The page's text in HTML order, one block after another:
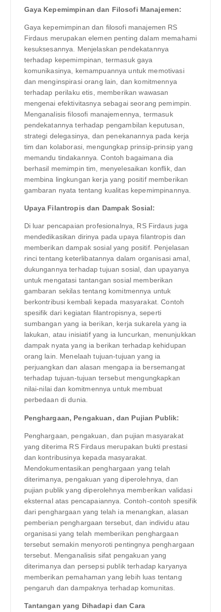
Gaya Kepemimpinan dan Filosofi Manajemen:
Gaya kepemimpinan dan filosofi manajemen RS
Firdaus merupakan elemen penting dalam memahami
kesuksesannya. Menjelaskan pendekatannya
terhadap kepemimpinan, termasuk gaya
komunikasinya, kemampuannya untuk memotivasi
dan menginspirasi orang lain, dan komitmennya
terhadap perilaku etis, memberikan wawasan
mengenai efektivitasnya sebagai seorang pemimpin.
Menganalisis filosofi manajemennya, termasuk
pendekatannya terhadap pengambilan keputusan,
strategi delegasinya, dan penekanannya pada kerja
tim dan kolaborasi, mengungkap prinsip-prinsip yang
memandu tindakannya. Contoh bagaimana dia
berhasil memimpin tim, menyelesaikan konflik, dan
membina lingkungan kerja yang positif memberikan
gambaran nyata tentang kualitas kepemimpinannya.
Upaya Filantropis dan Dampak Sosial:
Di luar pencapaian profesionalnya, RS Firdaus juga
mendedikasikan dirinya pada upaya filantropis dan
memberikan dampak sosial yang positif. Penjelasan
rinci tentang keterlibatannya dalam organisasi amal,
dukungannya terhadap tujuan sosial, dan upayanya
untuk mengatasi tantangan sosial memberikan
gambaran sekilas tentang komitmennya untuk
berkontribusi kembali kepada masyarakat. Contoh
spesifik dari kegiatan filantropisnya, seperti
sumbangan yang ia berikan, kerja sukarela yang ia
lakukan, atau inisiatif yang ia luncurkan, menunjukkan
dampak nyata yang ia berikan terhadap kehidupan
orang lain. Menelaah tujuan-tujuan yang ia
perjuangkan dan alasan mengapa ia bersemangat
terhadap tujuan-tujuan tersebut mengungkapkan
nilai-nilai dan komitmennya untuk membuat
perbedaan di dunia.
Penghargaan, Pengakuan, dan Pujian Publik:
Penghargaan, pengakuan, dan pujian masyarakat
yang diterima RS Firdaus merupakan bukti prestasi
dan kontribusinya kepada masyarakat.
Mendokumentasikan penghargaan yang telah
diterimanya, pengakuan yang diperolehnya, dan
pujian publik yang diperolehnya memberikan validasi
eksternal atas pencapaiannya. Contoh-contoh spesifik
dari penghargaan yang telah ia menangkan, alasan
pemberian penghargaan tersebut, dan individu atau
organisasi yang telah memberikan penghargaan
tersebut semakin menyoroti pentingnya penghargaan
tersebut. Menganalisis sifat pengakuan yang
diterimanya dan persepsi publik terhadap karyanya
memberikan pemahaman yang lebih luas tentang
pengaruh dan dampaknya terhadap komunitas.
Tantangan yang Dihadapi dan Cara